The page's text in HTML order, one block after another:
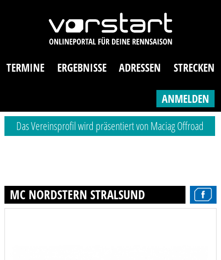
TERMINE ERGEBNISSE ADRESSEN STRECKEN
ANMELDEN
Das Vereinsprofil wird präsentiert von Maciag Offroad
MC NORDSTERN STRALSUND E.V.